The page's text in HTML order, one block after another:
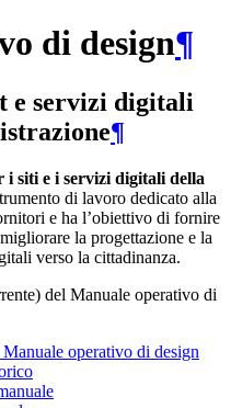
di design¶
e servizi digitali
¶
siti e i servizi digitali della
di lavoro dedicato alla
e ha l’obiettivo di fornire
la progettazione e la
verso la cittadinanza.
del Manuale operativo di
operativo di design